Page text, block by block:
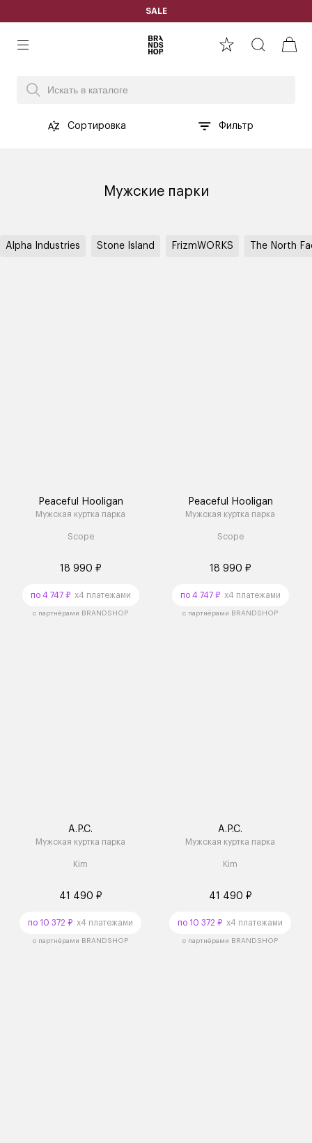
SALE
Сортировка Фильтр
Мужские парки
Alpha Industries Stone Island FrizmWORKS The North
Peaceful Hooligan
Мужская куртка парка
Scope
18 990 ₽
по 4 747 ₽x4 платежами
с партнёрами BRANDSHOP
Peaceful Hooligan
Мужская куртка парка
Scope
18 990 ₽
по 4 747 ₽x4 платежами
с партнёрами BRANDSHOP
A.P.C.
Мужская куртка парка
Kim
41 490 ₽
по 10 372 ₽ x4 платежами
с партнёрами BRANDSHOP
A.P.C.
Мужская куртка парка
Kim
41 490 ₽
по 10 372 ₽ x4 платежами
с партнёрами BRANDSHOP